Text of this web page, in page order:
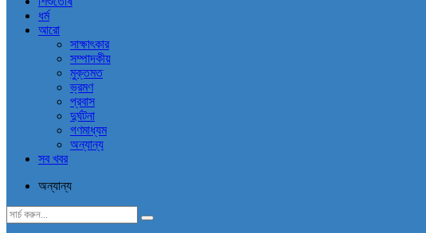
ধর্ম
আরো
সাক্ষাৎকার
সম্পাদকীয়
মুক্তমত
ভ্রমণ
প্রবাস
দুর্ঘটনা
গণমাধ্যম
অন্যান্য
সব খবর
অন্যান্য